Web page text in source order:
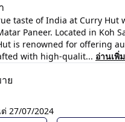
taste of India at Curry Hut
Paneer. Located in Koh
is renowned for offering
with high-qualit... อ่านเพิ่
ย
27/07/2024